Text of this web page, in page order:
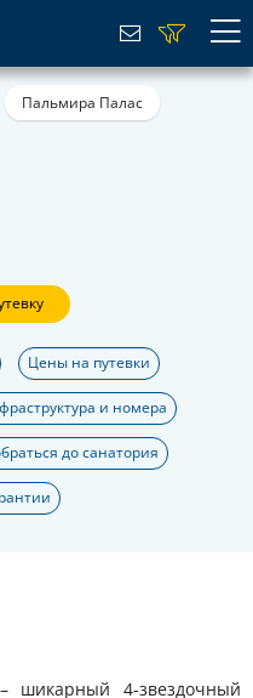
Пальмира Палас
Цены на путевки
и номера
до санатория
шикарный 4-звездочный